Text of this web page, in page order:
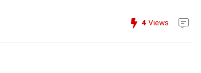
4 Views